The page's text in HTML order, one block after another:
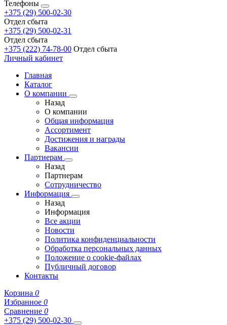
Телефоны
+375 (29) 500-02-30
Отдел сбыта
+375 (29) 500-02-31
Отдел сбыта
+375 (222) 74-78-00 Отдел сбыта
Личный кабинет
Главная
Каталог
О компании
Назад
О компании
Общая информация
Ассортимент
Достижения и награды
Вакансии
Партнерам
Назад
Партнерам
Сотрудничество
Информация
Назад
Информация
Все акции
Новости
Политика конфиденциальности
Обработка персональных данных
Положение о cookie-файлах
Публичный договор
Контакты
Корзина 0
Избранное 0
Сравнение 0
+375 (29) 500-02-30